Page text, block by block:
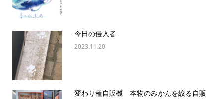
今日の侵入者
2023.11.20
変わり種自販機 本物のみかんを絞る自販